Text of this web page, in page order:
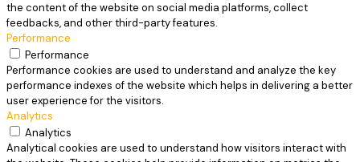
the content of the website on social media platforms, collect
feedbacks, and other third-party features.
Performance
Performance
Performance cookies are used to understand and analyze the key
performance indexes of the website which helps in delivering a better
user experience for the visitors.
Analytics
Analytics
Analytical cookies are used to understand how visitors interact with